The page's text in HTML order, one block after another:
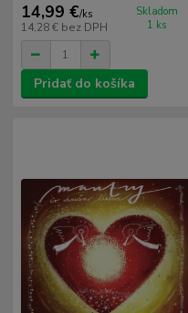
14,99 €/ks
14,28 € bez DPH
Skladom
1 ks
Pridať do košíka